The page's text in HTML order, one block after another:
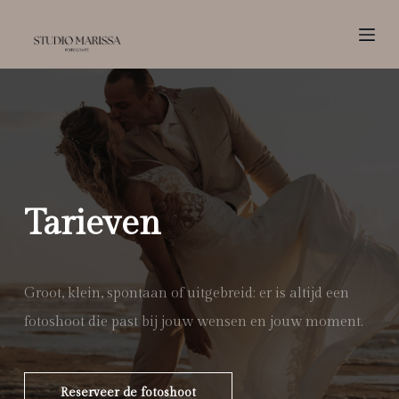
o
n
a
t
i
k
Tarieven
Groot, klein, spontaan of uitgebreid: er is altijd een
fotoshoot die past bij jouw wensen en jouw moment.
Reserveer de fotoshoot